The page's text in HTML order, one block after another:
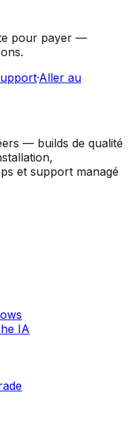
pour payer —
·Aller au
— builds de qualité
et support managé
IA